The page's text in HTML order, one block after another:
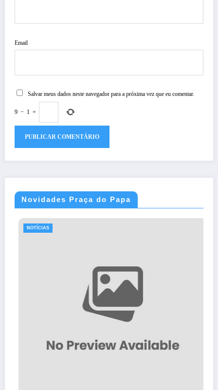
Email
Salvar meus dados neste navegador para a próxima vez que eu comentar.
9 − 1 =
Novidades Praça do Papa